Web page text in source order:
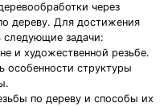
через
дереву. Для достижения
задачи:
и художественной резьбе.
особенности структуры
по дереву и способы их